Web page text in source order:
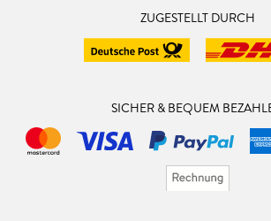
ZUGESTELLT DURCH
SICHER & BEQUEM